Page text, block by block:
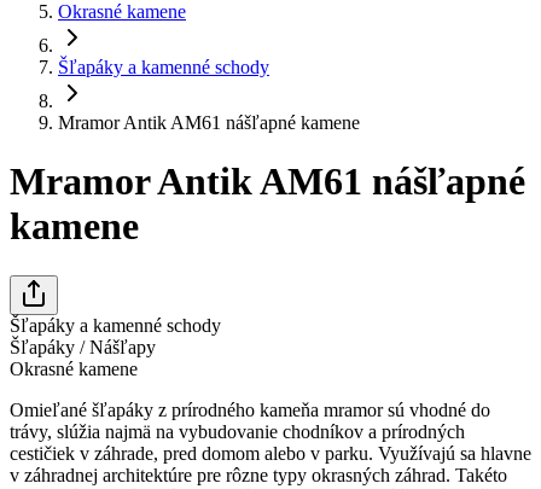
Okrasné kamene
Šľapáky a kamenné schody
Mramor Antik AM61 nášľapné kamene
Mramor Antik AM61 nášľapné
kamene
Šľapáky a kamenné schody
Šľapáky / Nášľapy
Okrasné kamene
Omieľané šľapáky z prírodného kameňa mramor sú vhodné do
trávy, slúžia najmä na vybudovanie chodníkov a prírodných
cestičiek v záhrade, pred domom alebo v parku. Využívajú sa hlavne
v záhradnej architektúre pre rôzne typy okrasných záhrad. Takéto